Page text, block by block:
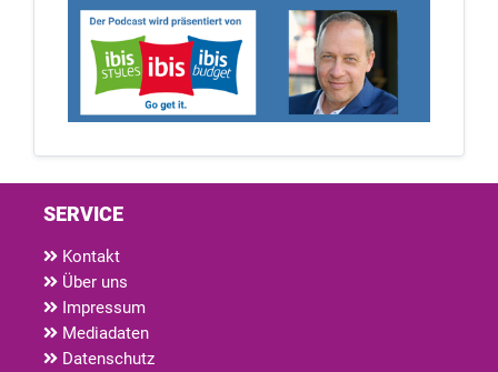
SERVICE
Kontakt
Über uns
Impressum
Mediadaten
Datenschutz